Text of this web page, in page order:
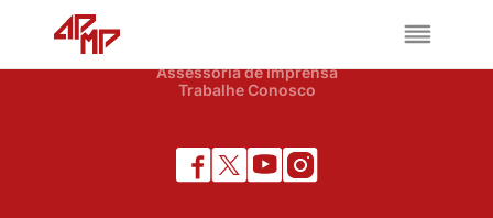
Assessoria de Imprensa
Trabalhe Conosco